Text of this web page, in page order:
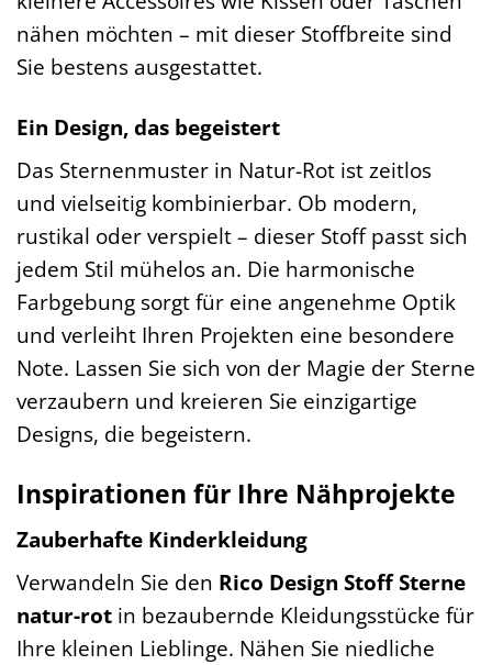
nähen möchten – mit dieser Stoffbreite sind
Sie bestens ausgestattet.
Ein Design, das begeistert
Das Sternenmuster in Natur-Rot ist zeitlos
und vielseitig kombinierbar. Ob modern,
rustikal oder verspielt – dieser Stoff passt sich
jedem Stil mühelos an. Die harmonische
Farbgebung sorgt für eine angenehme Optik
und verleiht Ihren Projekten eine besondere
Note. Lassen Sie sich von der Magie der Sterne
verzaubern und kreieren Sie einzigartige
Designs, die begeistern.
Inspirationen für Ihre Nähprojekte
Zauberhafte Kinderkleidung
Verwandeln Sie den Rico Design Stoff Sterne
natur-rot in bezaubernde Kleidungsstücke für
Ihre kleinen Lieblinge. Nähen Sie niedliche